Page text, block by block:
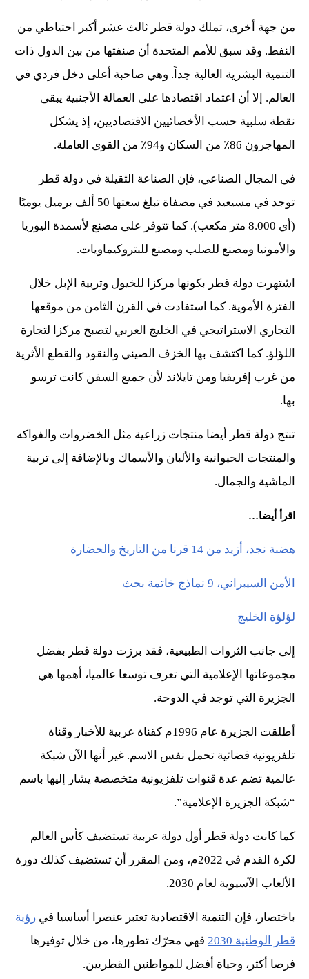
من جهة أخرى، تملك دولة قطر ثالث عشر أكبر احتياطي من
النفط. وقد سبق للأمم المتحدة أن صنفتها من بين الدول ذات
التنمية البشرية العالية جداً. وهي صاحبة أعلى دخل فردي في
العالم. إلا أن اعتماد اقتصادها على العمالة الأجنبية يبقى
نقطة سلبية حسب الأخصائيين الاقتصاديين، إذ يشكل
المهاجرون 86٪ من السكان و94٪ من القوى العاملة.
في المجال الصناعي، فإن الصناعة الثقيلة في دولة قطر
توجد في مسيعيد في مصفاة تبلغ سعتها 50 ألف برميل يوميًا
(أي 8.000 متر مكعب). كما تتوفر على مصنع لأسمدة اليوريا
والأمونيا ومصنع للصلب ومصنع للبتروكيماويات.
اشتهرت دولة قطر بكونها مركزا للخيول وتربية الإبل خلال
الفترة الأموية. كما استفادت في القرن الثامن من موقعها
التجاري الاستراتيجي في الخليج العربي لتصبح مركزا لتجارة
اللؤلؤ. كما اكتشف بها الخزف الصيني والنقود والقطع الأثرية
من غرب إفريقيا ومن تايلاند لأن جميع السفن كانت ترسو
بها.
تنتج دولة قطر أيضا منتجات زراعية مثل الخضروات والفواكه
والمنتجات الحيوانية والألبان والأسماك وبالإضافة إلى تربية
الماشية والجمال.
اقرأ أيضا…
هضبة نجد، أزيد من 14 قرنا من التاريخ والحضارة
الأمن السيبراني، 9 نماذج خاتمة بحث
لؤلؤة الخليج
إلى جانب الثروات الطبيعية، فقد برزت دولة قطر بفضل
مجموعاتها الإعلامية التي تعرف توسعا عالميا، أهمها هي
الجزيرة التي توجد في الدوحة.
أطلقت الجزيرة عام 1996م كقناة عربية للأخبار وقناة
تلفزيونية فضائية تحمل نفس الاسم. غير أنها الآن شبكة
عالمية تضم عدة قنوات تلفزيونية متخصصة يشار إليها باسم
“شبكة الجزيرة الإعلامية”.
كما كانت دولة قطر أول دولة عربية تستضيف كأس العالم
لكرة القدم في 2022م، ومن المقرر أن تستضيف كذلك دورة
الألعاب الآسيوية لعام 2030.
باختصار، فإن التنمية الاقتصادية تعتبر عنصرا أساسيا في رؤية
قطر الوطنية 2030
فهي محرّك تطورها، من خلال توفيرها
فرصا أكثر، وحياة أفضل للمواطنين القطريين.